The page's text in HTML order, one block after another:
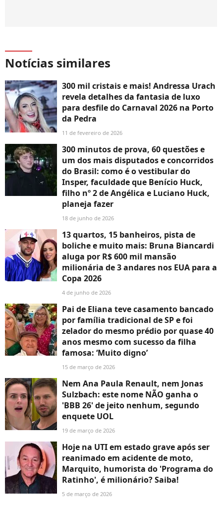
Notícias similares
300 mil cristais e mais! Andressa Urach
revela detalhes da fantasia de luxo
para desfile do Carnaval 2026 na Porto
da Pedra
11 de fevereiro de 2026
300 minutos de prova, 60 questões e
um dos mais disputados e concorridos
do Brasil: como é o vestibular do
Insper, faculdade que Benício Huck,
filho nº 2 de Angélica e Luciano Huck,
planeja fazer
18 de junho de 2026
13 quartos, 15 banheiros, pista de
boliche e muito mais: Bruna Biancardi
aluga por R$ 600 mil mansão
milionária de 3 andares nos EUA para a
Copa 2026
4 de junho de 2026
Pai de Eliana teve casamento bancado
por família tradicional de SP e foi
zelador do mesmo prédio por quase 40
anos mesmo com sucesso da filha
famosa: ‘Muito digno’
15 de março de 2026
Nem Ana Paula Renault, nem Jonas
Sulzbach: este nome NÃO ganha o
'BBB 26' de jeito nenhum, segundo
enquete UOL
19 de março de 2026
Hoje na UTI em estado grave após ser
reanimado em acidente de moto,
Marquito, humorista do 'Programa do
Ratinho', é milionário? Saiba!
5 de março de 2026